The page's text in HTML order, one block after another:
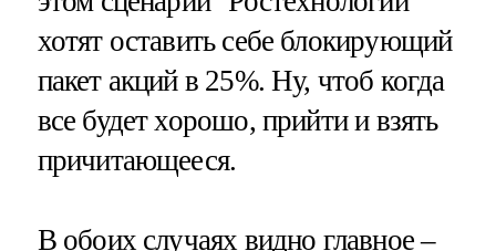
хотят оставить себе блокирующий
пакет акций в 25%. Ну, чтоб когда
все будет хорошо, прийти и взять
причитающееся.
В обоих случаях видно главное –